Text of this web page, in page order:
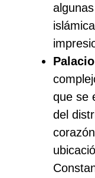
que se
del